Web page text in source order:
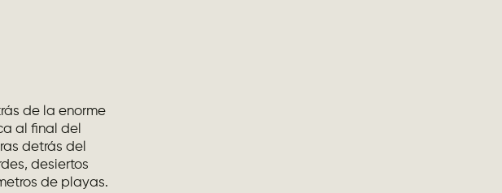
de la enorme
al final del
detrás del
desiertos
de playas.